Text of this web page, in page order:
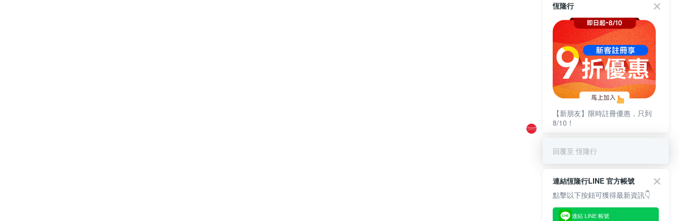
恆隆行
【新朋友】限時註冊優惠，只到
8/10！
回覆至 恆隆行
連結恆隆行LINE 官方帳號
點擊以下按鈕可獲得最新資訊👇
連結 LINE 帳號